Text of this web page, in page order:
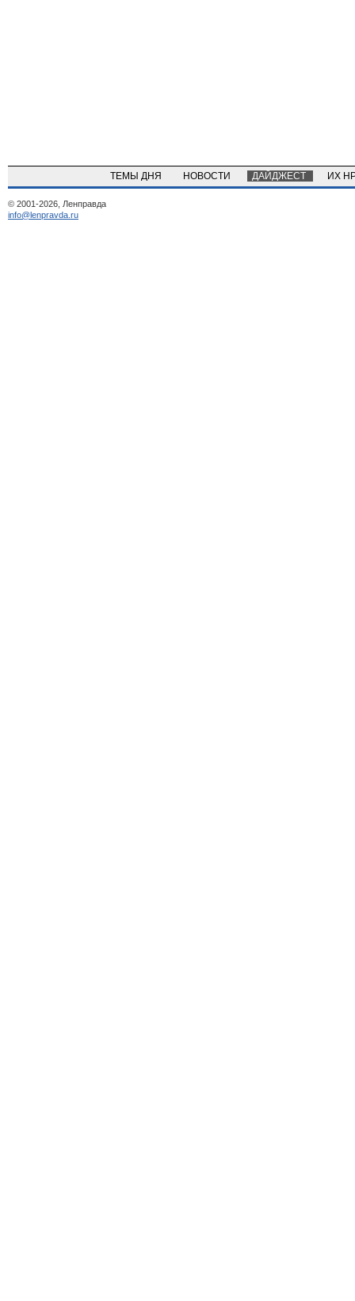
ТЕМЫ ДНЯ НОВОСТИ ДАЙДЖЕСТ ИХ
© 2001-2026, Ленправда
info@lenpravda.ru